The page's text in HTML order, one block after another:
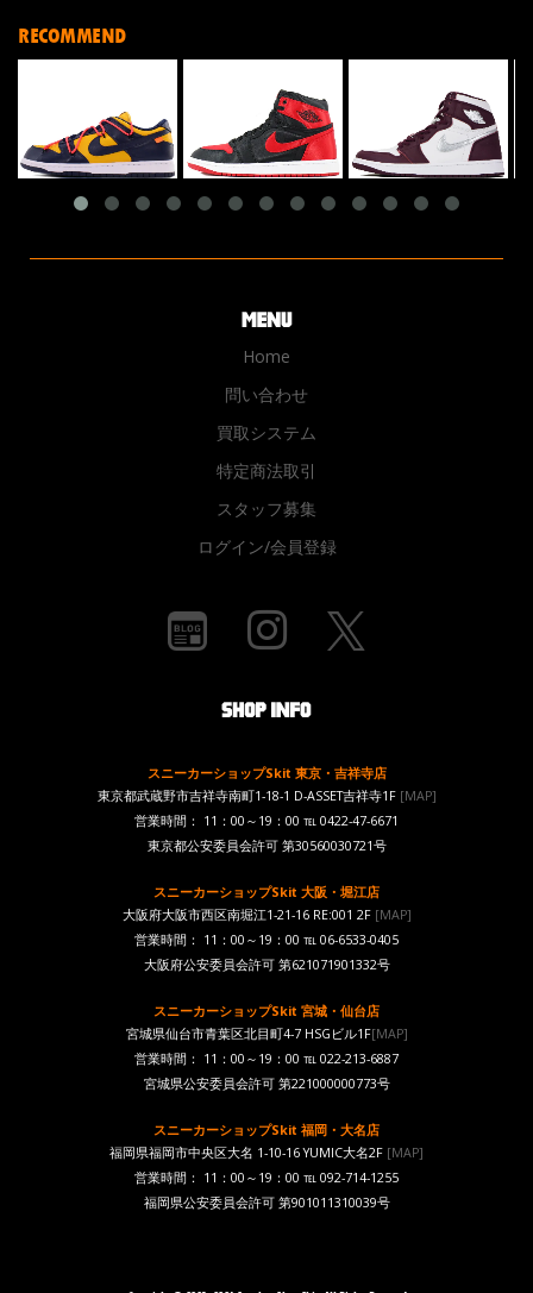
RECOMMEND
Home
問い合わせ
買取システム
特定商法取引
スタッフ募集
ログイン/会員登録
スニーカーショップSkit 東京・吉祥寺店
東京都武蔵野市吉祥寺南町1-18-1 D-ASSET吉祥寺1F [MAP]
営業時間： 11：00～19：00 ℡ 0422-47-6671
東京都公安委員会許可 第30560030721号
スニーカーショップSkit 大阪・堀江店
大阪府大阪市西区南堀江1-21-16 RE:001 2F[MAP]
営業時間： 11：00～19：00 ℡ 06-6533-0405
大阪府公安委員会許可 第621071901332号
スニーカーショップSkit 宮城・仙台店
宮城県仙台市青葉区北目町4-7 HSGビル1F[MAP]
営業時間： 11：00～19：00 ℡ 022-213-6887
宮城県公安委員会許可 第221000000773号
スニーカーショップSkit 福岡・大名店
福岡県福岡市中央区大名 1-10-16 YUMIC大名2F [MAP]
営業時間： 11：00～19：00 ℡ 092-714-1255
福岡県公安委員会許可 第901011310039号